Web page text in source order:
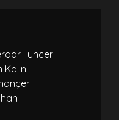
Tuncer